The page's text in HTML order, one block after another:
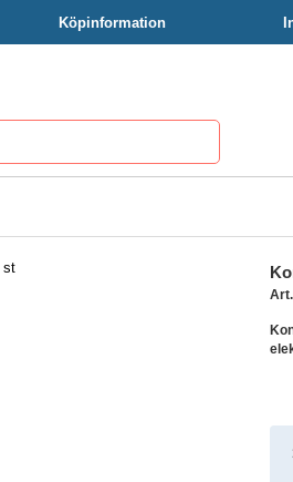
Köpinformation